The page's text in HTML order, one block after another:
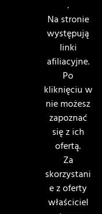
.
Na stronie
występują
linki
afiliacyjne.
Po
kliknięciu w
nie możesz
zapoznać
się z ich
ofertą.
Za
skorzystani
e z oferty
właściciel